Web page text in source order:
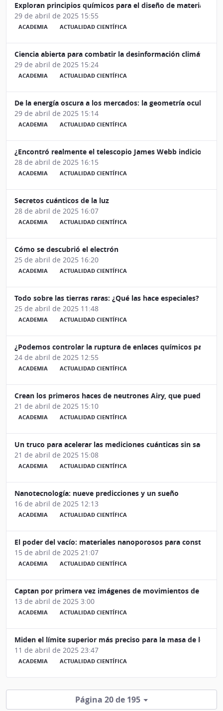
Exploran principios químicos para el diseño de materiales
29 de abril de 2025 15:55
ACADEMIA ACTUALIDAD CIENTÍFICA
Ciencia abierta para combatir la desinformación climática
29 de abril de 2025 15:24
ACADEMIA ACTUALIDAD CIENTÍFICA
De la energía oscura a los mercados: la geometría oculta de
29 de abril de 2025 15:14
ACADEMIA ACTUALIDAD CIENTÍFICA
¿Encontró realmente el telescopio James Webb indicios de
28 de abril de 2025 16:15
ACADEMIA ACTUALIDAD CIENTÍFICA
Secretos cuánticos de la luz
28 de abril de 2025 16:07
ACADEMIA ACTUALIDAD CIENTÍFICA
Cómo se descubrió el electrón
25 de abril de 2025 16:20
ACADEMIA ACTUALIDAD CIENTÍFICA
Todo sobre las tierras raras: ¿Qué las hace especiales? ¿Por
25 de abril de 2025 11:48
ACADEMIA ACTUALIDAD CIENTÍFICA
¿Podemos controlar la ruptura de enlaces químicos para
24 de abril de 2025 12:55
ACADEMIA ACTUALIDAD CIENTÍFICA
Crean los primeros haces de neutrones Airy, que pueden
21 de abril de 2025 15:10
ACADEMIA ACTUALIDAD CIENTÍFICA
Un truco para acelerar las mediciones cuánticas sin
21 de abril de 2025 15:08
ACADEMIA ACTUALIDAD CIENTÍFICA
Nanotecnología: nueve predicciones y un sueño
16 de abril de 2025 12:13
ACADEMIA ACTUALIDAD CIENTÍFICA
El poder del vacío: materiales nanoporosos para construir
15 de abril de 2025 21:07
ACADEMIA ACTUALIDAD CIENTÍFICA
Captan por primera vez imágenes de movimientos de
13 de abril de 2025 3:00
ACADEMIA ACTUALIDAD CIENTÍFICA
Miden el límite superior más preciso para la masa de los
11 de abril de 2025 23:47
ACADEMIA ACTUALIDAD CIENTÍFICA
Página 20 de 195